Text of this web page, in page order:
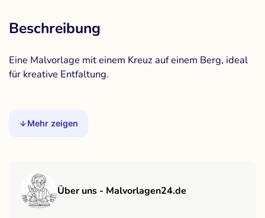
Beschreibung
Eine Malvorlage mit einem Kreuz auf einem Berg, ideal
für kreative Entfaltung.
Mehr zeigen
Über uns - Malvorlagen24.de